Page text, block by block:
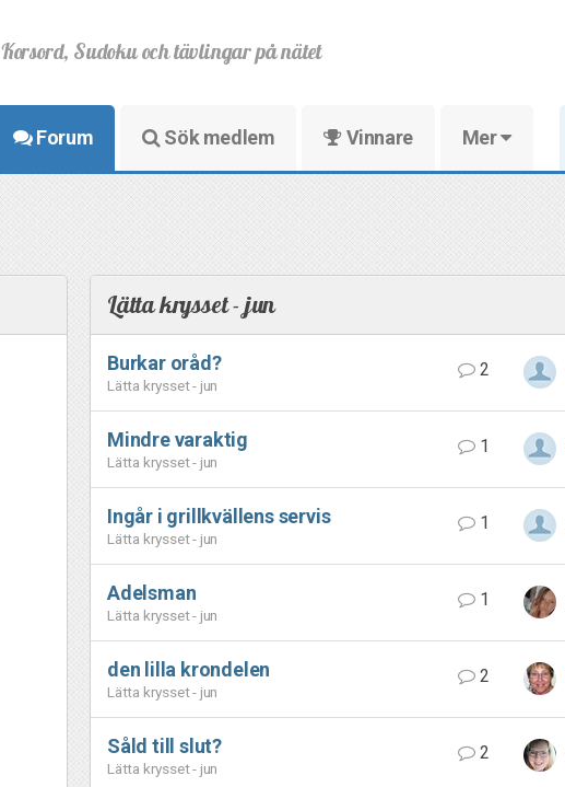
Korsord, Sudoku och tävlingar på nätet
Forum Sök medlem Vinnare Mer
Lätta krysset - jun
Burkar oråd?
Lätta krysset - jun
2
Mindre varaktig
Lätta krysset - jun
1
Ingår i grillkvällens servis
Lätta krysset - jun
1
Adelsman
Lätta krysset - jun
1
den lilla krondelen
Lätta krysset - jun
2
Såld till slut?
Lätta krysset - jun
2